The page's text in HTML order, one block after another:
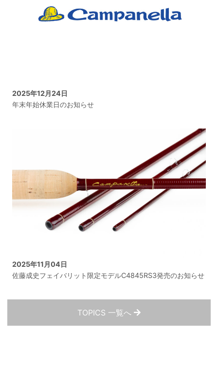
2025年12月24日
年末年始休業日のお知らせ
2025年11月04日
佐藤成史フェイバリット限定モデルC4845RS3発売のお知らせ
TOPICS 一覧へ